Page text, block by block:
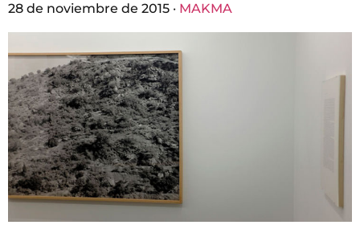
28 de noviembre de 2015 · MAKMA